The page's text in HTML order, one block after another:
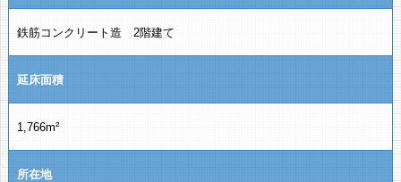
鉄筋コンクリート造 2階建て
延床面積
1,766m²
所在地